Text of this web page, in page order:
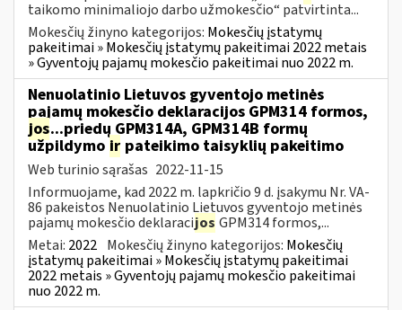
taikomo minimaliojo darbo užmokesčio“ patvirtinta...
Mokesčių žinyno kategorijos: Mokesčių įstatymų
pakeitimai » Mokesčių įstatymų pakeitimai 2022 metais
» Gyventojų pajamų mokesčio pakeitimai nuo 2022 m.
Nenuolatinio Lietuvos gyventojo metinės
pajamų mokesčio deklaracijos GPM314 formos,
jos...priedų GPM314A, GPM314B formų
užpildymo ir pateikimo taisyklių pakeitimo
Web turinio sąrašas 2022-11-15
Informuojame, kad 2022 m. lapkričio 9 d. įsakymu Nr. VA-
86 pakeistos Nenuolatinio Lietuvos gyventojo metinės
pajamų mokesčio deklaracijos GPM314 formos,...
Metai: 2022 Mokesčių žinyno kategorijos: Mokesčių
įstatymų pakeitimai » Mokesčių įstatymų pakeitimai
2022 metais » Gyventojų pajamų mokesčio pakeitimai
nuo 2022 m.